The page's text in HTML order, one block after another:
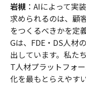
岩槻：AIによって実
求められるのは、顧
をつくるべきかを定
Gは、FDE・DS人材
出しています。私た
T人材プラットフォ
化を最もとらえやす